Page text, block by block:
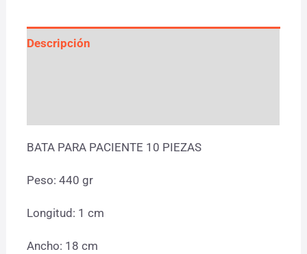
Descripción
BATA PARA PACIENTE 10 PIEZAS
Peso: 440 gr
Longitud: 1 cm
Ancho: 18 cm